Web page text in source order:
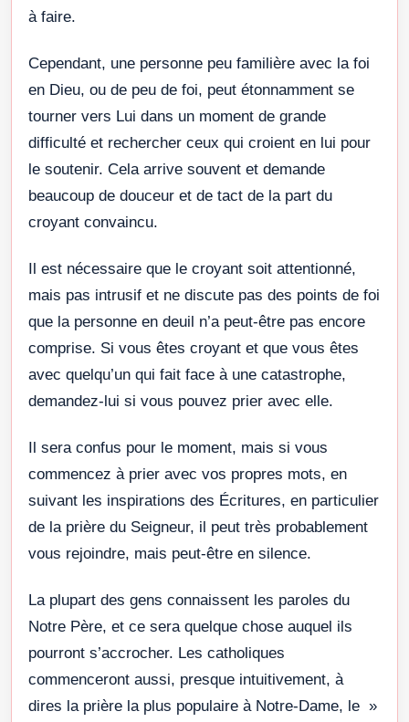
à faire.
Cependant, une personne peu familière avec la foi
en Dieu, ou de peu de foi, peut étonnamment se
tourner vers Lui dans un moment de grande
difficulté et rechercher ceux qui croient en lui pour
le soutenir. Cela arrive souvent et demande
beaucoup de douceur et de tact de la part du
croyant convaincu.
Il est nécessaire que le croyant soit attentionné,
mais pas intrusif et ne discute pas des points de foi
que la personne en deuil n’a peut-être pas encore
comprise. Si vous êtes croyant et que vous êtes
avec quelqu’un qui fait face à une catastrophe,
demandez-lui si vous pouvez prier avec elle.
Il sera confus pour le moment, mais si vous
commencez à prier avec vos propres mots, en
suivant les inspirations des Écritures, en particulier
de la prière du Seigneur, il peut très probablement
vous rejoindre, mais peut-être en silence.
La plupart des gens connaissent les paroles du
Notre Père, et ce sera quelque chose auquel ils
pourront s’accrocher. Les catholiques
commenceront aussi, presque intuitivement, à
dires la prière la plus populaire à Notre-Dame, le »